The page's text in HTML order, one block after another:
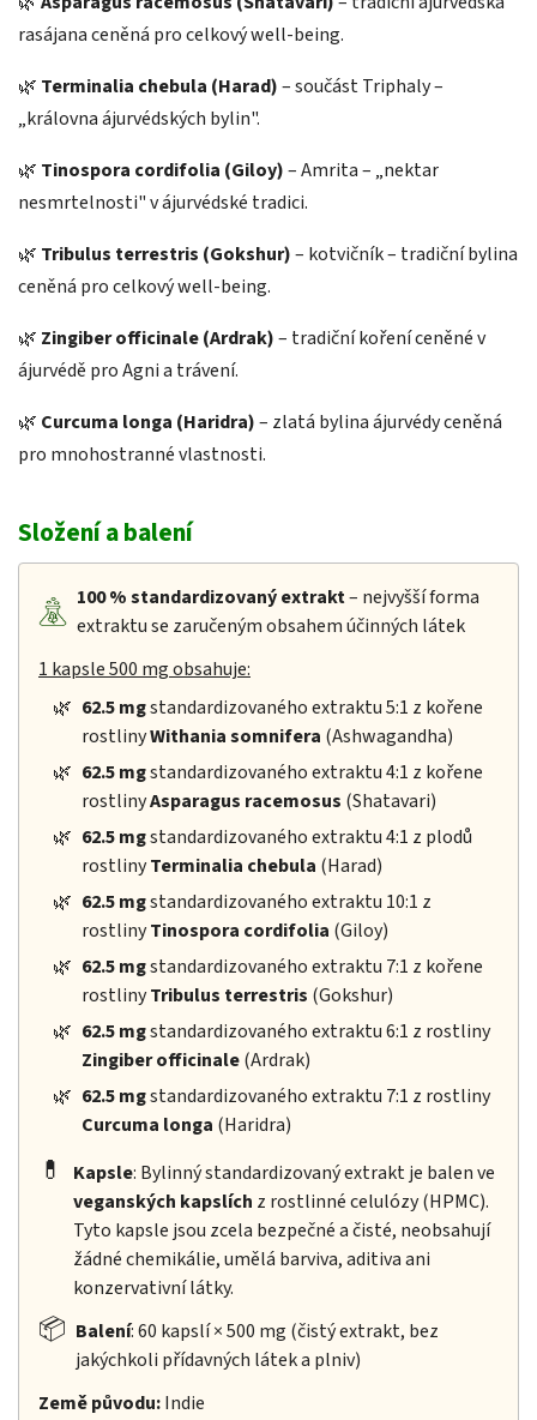
rasájana ceněná pro celkový well-being.
🌿 Terminalia chebula (Harad)– součást Triphaly –
„královna ájurvédských bylin".
🌿 Tinospora cordifolia (Giloy)– Amrita – „nektar
nesmrtelnosti" v ájurvédské tradici.
🌿 Tribulus terrestris (Gokshur)– kotvičník – tradiční bylina
ceněná pro celkový well-being.
🌿 Zingiber officinale (Ardrak)– tradiční koření ceněné v
ájurvédě pro Agni a trávení.
🌿 Curcuma longa (Haridra)– zlatá bylina ájurvédy ceněná
pro mnohostranné vlastnosti.
Složení a balení
100 %standardizovaný extrakt– nejvyšší forma
extraktu se zaručeným obsahem účinných látek
1 kapsle 500 mg obsahuje:
🌿 62.5 mgstandardizovaného extraktu 5:1 z kořene
rostlinyWithania somnifera (Ashwagandha)
🌿 62.5 mgstandardizovaného extraktu 4:1 z kořene
rostlinyAsparagus racemosus (Shatavari)
🌿 62.5 mgstandardizovaného extraktu 4:1 z plodů
rostlinyTerminalia chebula (Harad)
🌿 62.5 mgstandardizovaného extraktu 10:1 z
rostlinyTinospora cordifolia (Giloy)
🌿 62.5 mgstandardizovaného extraktu 7:1 z kořene
rostlinyTribulus terrestris (Gokshur)
🌿 62.5 mgstandardizovaného extraktu 6:1 z rostliny
Zingiber officinale(Ardrak)
🌿 62.5 mgstandardizovaného extraktu 7:1 z rostliny
Curcuma longa (Haridra)
💊 Kapsle: Bylinný standardizovaný extrakt je balen ve
veganských kapslích z rostlinné celulózy (HPMC).
Tyto kapsle jsou zcela bezpečné a čisté, neobsahují
žádné chemikálie, umělá barviva, aditiva ani
konzervativní látky.
📦 Balení: 60 kapslí × 500 mg (čistý extrakt, bez
jakýchkoli přídavných látek a plniv)
Země původu:Indie